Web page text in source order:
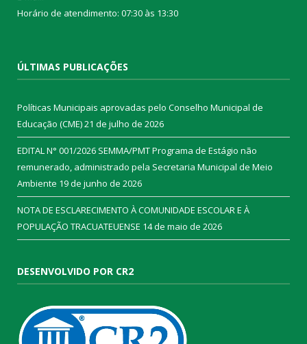
Horário de atendimento: 07:30 às 13:30
ÚLTIMAS PUBLICAÇÕES
Políticas Municipais aprovadas pelo Conselho Municipal de
Educação (CME)21 de julho de 2026
EDITAL N° 001/2026 SEMMA/PMT Programa de Estágio não
remunerado, administrado pela Secretaria Municipal de Meio
Ambiente 19 de junho de 2026
NOTA DE ESCLARECIMENTO À COMUNIDADE ESCOLAR E À
POPULAÇÃO TRACUATEUENSE 14 de maio de 2026
DESENVOLVIDO POR CR2